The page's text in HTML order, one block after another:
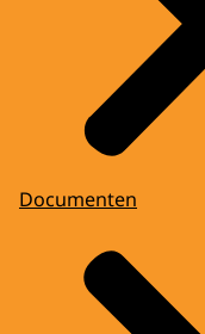
Documenten